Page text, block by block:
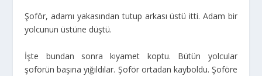
Şoför, adamı yakasından tutup arkası üstü itti. Adam bir
yolcunun üstüne düştü.
İşte bundan sonra kıyamet koptu. Bütün yolcular
şoförün başına yığıldılar. Şoför ortadan kayboldu. Şoföre